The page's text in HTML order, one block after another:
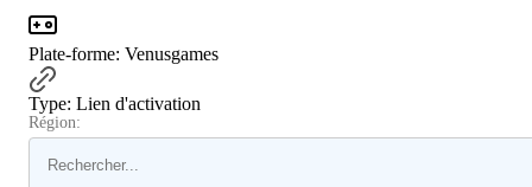
Plate-forme: Venusgames
Type: Lien d'activation
Région: